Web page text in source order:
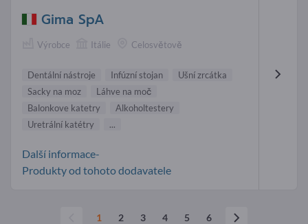
Gima SpA
Výrobce Itálie Celosvětově
Dentální nástroje Infúzní stojan
Ušní zrcátka
Sacky na moz
Láhve na moč
Balonkove katetry
Alkoholtestery
Uretrální katétry
...
Další informace-
Produkty od tohoto dodavatele
1 2 3 4 5 6